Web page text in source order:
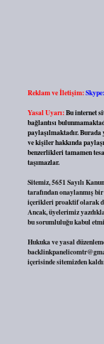
Reklam ve İletişim:
Yasal Uyarı:Bu internet
bağlantısı
paylaşılmaktadır.
ve kişiler hakkında
benzerlikleri tamamen
taşımazlar.
Sitemiz, 5651 Sayılı
tarafından onaylanmış
içerikleri proaktif olarak
Ancak, üyelerimiz
bu sorumluluğu kabul
Hukuka ve yasal
içerisinde sitemizden